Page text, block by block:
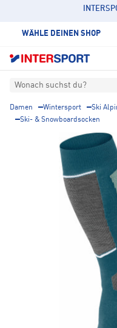
WÄHLE DEINEN SHOP
Wonach suchst du?
Damen Wintersport Ski
Ski- & Snowboardsocken